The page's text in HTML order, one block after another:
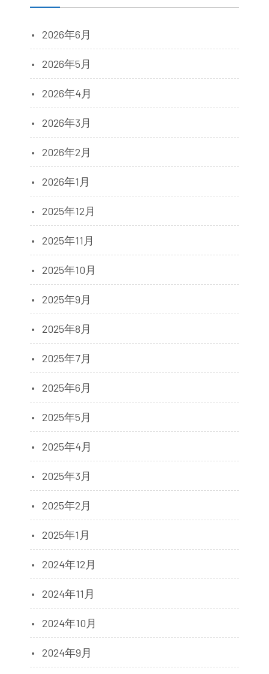
2026年6月
2026年5月
2026年4月
2026年3月
2026年2月
2026年1月
2025年12月
2025年11月
2025年10月
2025年9月
2025年8月
2025年7月
2025年6月
2025年5月
2025年4月
2025年3月
2025年2月
2025年1月
2024年12月
2024年11月
2024年10月
2024年9月